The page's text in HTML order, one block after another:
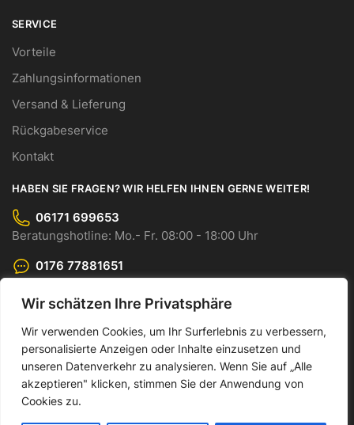
Wir schätzen Ihre Privatsphäre
Wir verwenden Cookies, um Ihr Surferlebnis zu verbessern,
personalisierte Anzeigen oder Inhalte einzusetzen und
unseren Datenverkehr zu analysieren. Wenn Sie auf „Alle
akzeptieren" klicken, stimmen Sie der Anwendung von
Cookies zu.
SERVICE
Vorteile
Zahlungsinformationen
Versand & Lieferung
Rückgabeservice
Kontakt
HABEN SIE FRAGEN? WIR HELFEN IHNEN GERNE WEITER!
06171 699653
Beratungshotline: Mo.- Fr. 08:00 - 18:00 Uhr
0176 77881651
info@cmo-gmbh.com
Senden Sie uns Ihre Anfrage bequem per E-Mail.
© CMO GmbH 2023
Made by Dankor Digital